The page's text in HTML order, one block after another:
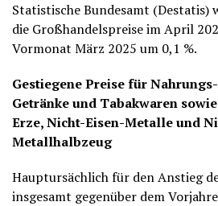
Statistische Bundesamt
die Großhandelspreise im April
Vormonat März 2025 um 0,1 %.
Gestiegene Preise für
Getränke und Tabakwaren
Erze, Nicht-Eisen-Metalle und
Metallhalbzeug
Hauptursächlich für den Anstieg
insgesamt gegenüber dem